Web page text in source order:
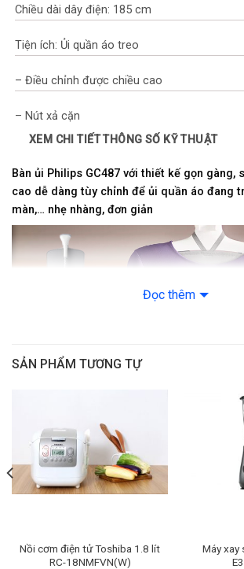
Chiều dài dây điện: 185 cm
Tiện ích: Ủi quần áo treo
– Điều chỉnh được chiều cao
– Nút xả cặn
Sâu 27.7 cm – Nặng 3.5 kg
Thương hiệu của: Hà Lan
Sản xuất tại: Trung Quốc
XEM CHI TIẾT THÔNG SỐ KỸ THUẬT
Bàn ủi Philips GC487 với thiết kế gọn gàng,
cao dễ dàng tùy chỉnh để ủi quần áo đang
màn,… nhẹ nhàng, đơn giản
Mặt đế bàn ủi (mặt ủi) thiết kế lớn với chất
ủi nhanh với công suất 1500 – 1800W
Đọc thêm
SẢN PHẨM TƯƠNG TỰ
Nồi cơm điện tử Toshiba 1.8 lít
RC-18NMFVN(W)
Máy xay